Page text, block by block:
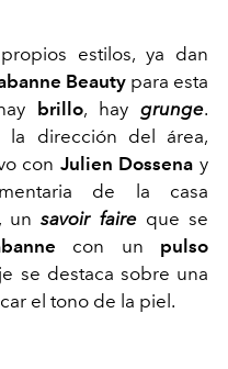
estilos, ya dan
Beauty para esta
brillo, haygrunge.
dirección del área,
con Julien Dossena y
de la casa
unsavoir faireque se
con un pulso
se destaca sobre una
el tono de la piel.